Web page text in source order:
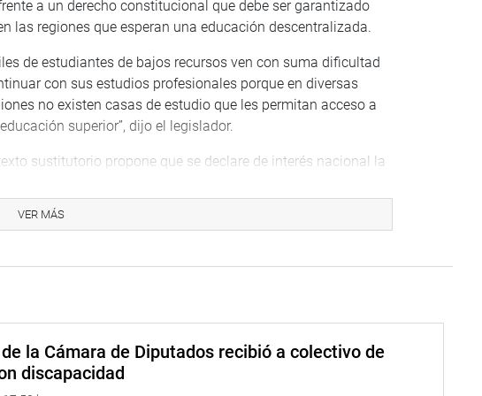
a un derecho constitucional que debe ser garantizado
las regiones que esperan una educación descentralizada.
de estudiantes de bajos recursos ven con suma dificultad
con sus estudios profesionales porque en diversas
no existen casas de estudio que les permitan acceso a
superior”, dijo el legislador.
sustitutorio propone que se declare de interés nacional la
departamento del país, según la demanda educativa y
Estado garantizar la educación de la población.
no tiene acceso a educación superior. Una estadística
altas y la esperanza puesta hoy en este Pleno”, dijo.
VER MÁS
la Cámara de Diputados recibió a colectivo de
discapacidad